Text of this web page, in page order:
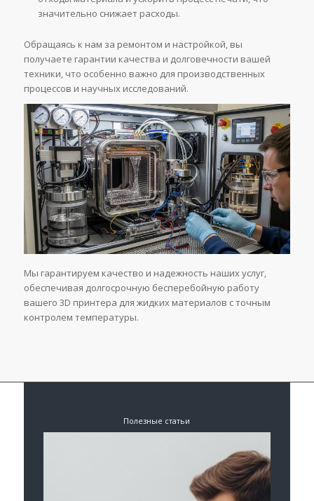
значительно снижает расходы.
Обращаясь к нам за ремонтом и настройкой, вы
получаете гарантии качества и долговечности вашей
техники, что особенно важно для производственных
процессов и научных исследований.
Мы гарантируем качество и надежность наших услуг,
обеспечивая долгосрочную бесперебойную работу
вашего 3D принтера для жидких материалов с точным
контролем температуры.
Полезные статьи